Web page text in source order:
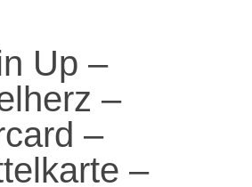
Up –
–
–
–